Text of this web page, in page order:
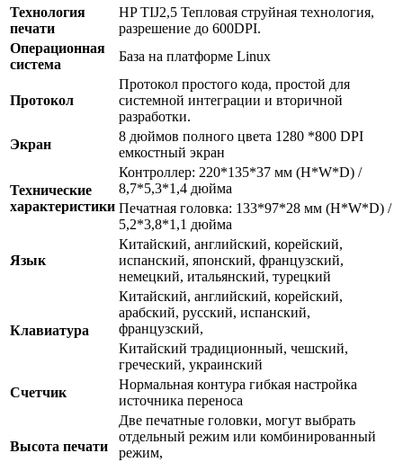
Технология
печати
HP TIJ2,5 Тепловая струйная технология,
разрешение до 600DPI.
Операционная
система
База на платформе Linux
Протокол
Протокол простого кода, простой для
системной интеграции и вторичной
разработки.
Экран
8 дюймов полного цвета 1280 *800 DPI
емкостный экран
Технические
характеристики
Контроллер: 220*135*37 мм (H*W*D) /
8,7*5,3*1,4 дюйма
Печатная головка: 133*97*28 мм (H*W*D) /
5,2*3,8*1,1 дюйма
Язык
Китайский, английский, корейский,
испанский, японский, французский,
немецкий, итальянский, турецкий
Клавиатура
Китайский, английский, корейский,
арабский, русский, испанский,
французский,
Китайский традиционный, чешский,
греческий, украинский
Счетчик
Нормальная контура гибкая настройка
источника переноса
Высота печати
Две печатные головки, могут выбрать
отдельный режим или комбинированный
режим,